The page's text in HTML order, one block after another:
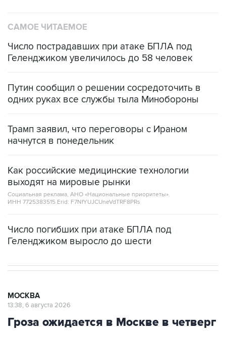
САМОЕ ЧИТАЕМОЕ
Число пострадавших при атаке БПЛА под
Геленджиком увеличилось до 58 человек
Путин сообщил о решении сосредоточить в
одних руках все службы тыла Минобороны
Трамп заявил, что переговоры с Ираном
начнутся в понедельник
Как российские медицинские технологии
выходят на мировые рынки
Социальная реклама, АНО «Национальные приоритеты».
ИНН 7725383515 Erid: F7NfYUJCUneVdTRF8PRs
Число погибших при атаке БПЛА под
Геленджиком выросло до шести
МОСКВА
13:38, 6 августа 2026
Гроза ожидается в Москве в четверг